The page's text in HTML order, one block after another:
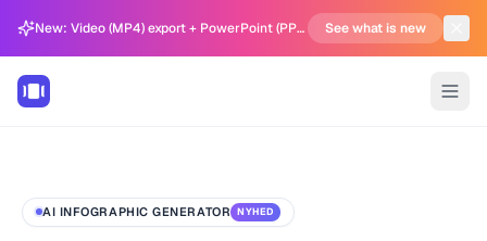
New: Video (MP4) export + PowerPoint (PPTX) support in Carousel Generator See what is new
AI INFOGRAPHIC GENERATOR NYHED